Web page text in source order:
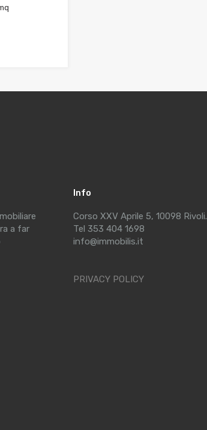
a far
Info
Corso XXV Aprile 5, 10098 Rivoli.
Tel 353 404 1698
info@immobilis.it
PRIVACY POLICY